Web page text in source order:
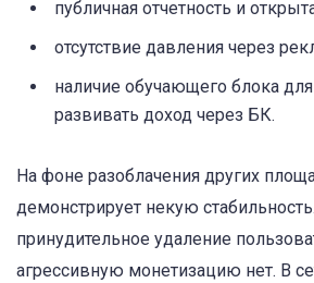
публичная отчетность и
отсутствие давления через
наличие обучающего блока
развивать доход через БК.
На фоне разоблачения других
демонстрирует некую
принудительное удаление
агрессивную монетизацию нет. В